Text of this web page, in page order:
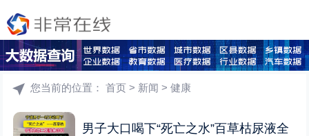
您当前的位置：首页 > 新闻 >健康
男子大口喝下“死亡之水”百草枯尿液全